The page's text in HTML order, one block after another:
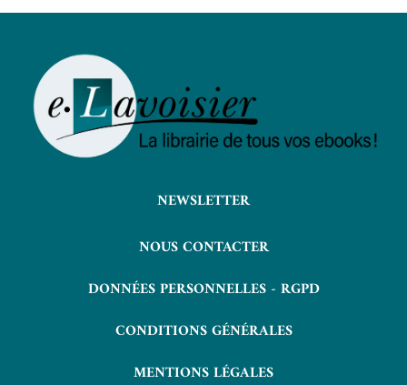
NEWSLETTER
NOUS CONTACTER
DONNÉES PERSONNELLES - RGPD
CONDITIONS GÉNÉRALES
MENTIONS LÉGALES